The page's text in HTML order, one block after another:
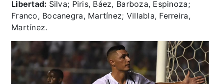
Libertad: Silva; Piris, Báez, Barboza, Espinoza;
Franco, Bocanegra, Martínez; Villabla, Ferreira,
Martínez.